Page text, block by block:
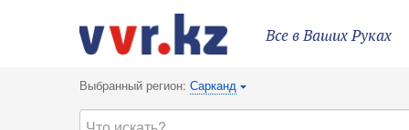
Все в Ваших Руках
Выбранный регион: Сарканд {